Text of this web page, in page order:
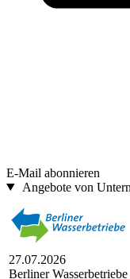
E-Mail abonnieren
Angebote von
27.07.2026
Berliner Wasserbetriebe